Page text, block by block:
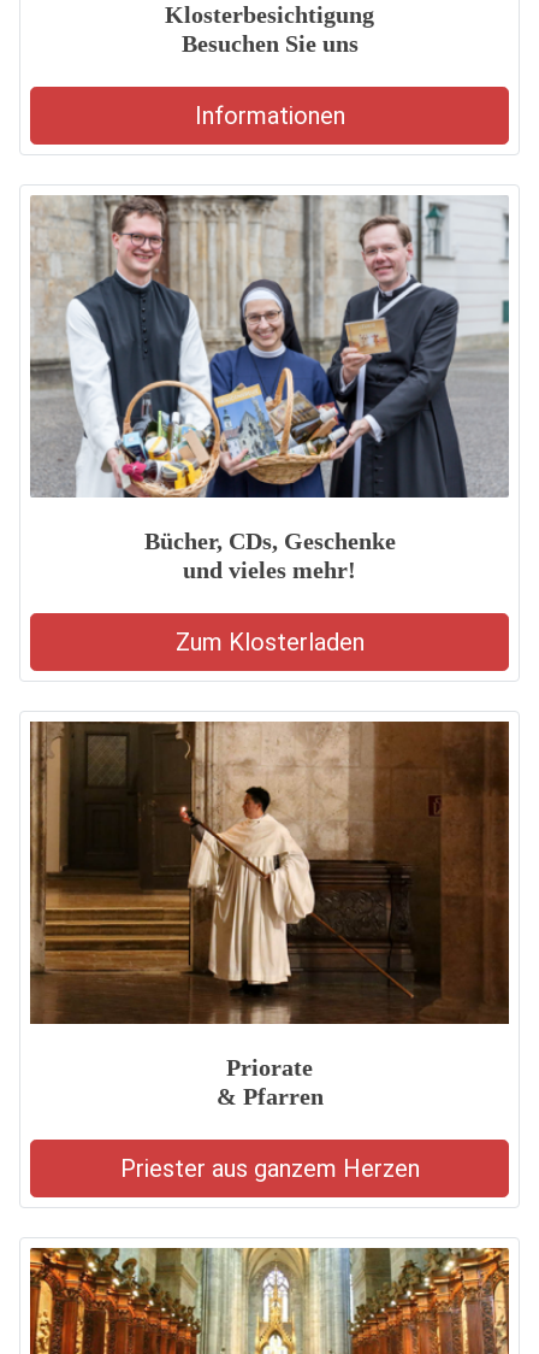
Klosterbesichtigung
Besuchen Sie uns
Informationen
Bücher, CDs, Geschenke
und vieles mehr!
Zum Klosterladen
Priorate
& Pfarren
Priester aus ganzem Herzen